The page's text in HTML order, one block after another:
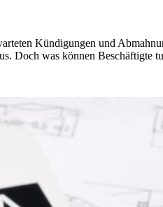
Kündigungen und
Doch was können